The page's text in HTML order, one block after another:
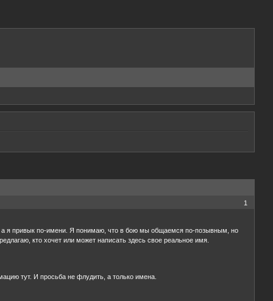
1
я привык по-имени. Я понимаю, что в бою мы общаемся по-позывным, но
кто хочет или может написать здесь свое реальное имя.
тут. И просьба не флудить, а только имена.